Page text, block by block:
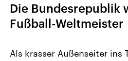
Die Bundesrepublik
Fußball-Weltmeister
Als krasser Außenseiter ins